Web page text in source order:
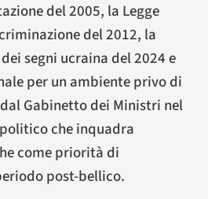
del 2005, la Legge
del 2012, la
segni ucraina del 2024 e
per un ambiente privo di
Gabinetto dei Ministri nel
che inquadra
come priorità di
post-bellico.